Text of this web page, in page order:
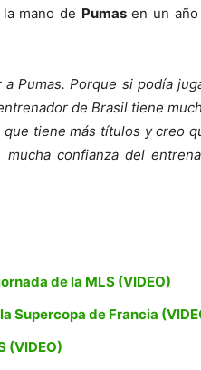
mano de Pumasen un año
Pumas. Porque si podía
de Brasil tiene
tiene más títulos y creo
confianza del
de la MLS (VIDEO)
Supercopa de Francia
(VIDEO)